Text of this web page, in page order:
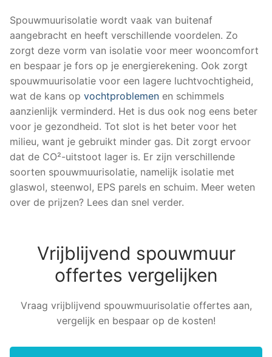
Spouwmuurisolatie wordt vaak van buitenaf
aangebracht en heeft verschillende voordelen. Zo
zorgt deze vorm van isolatie voor meer wooncomfort
en bespaar je fors op je energierekening. Ook zorgt
spouwmuurisolatie voor een lagere luchtvochtigheid,
wat de kans op vochtproblemen en schimmels
aanzienlijk verminderd. Het is dus ook nog eens beter
voor je gezondheid. Tot slot is het beter voor het
milieu, want je gebruikt minder gas. Dit zorgt ervoor
dat de CO²-uitstoot lager is. Er zijn verschillende
soorten spouwmuurisolatie, namelijk isolatie met
glaswol, steenwol, EPS parels en schuim. Meer weten
over de prijzen? Lees dan snel verder.
Vrijblijvend spouwmuur
offertes vergelijken
Vraag vrijblijvend spouwmuurisolatie offertes aan,
vergelijk en bespaar op de kosten!